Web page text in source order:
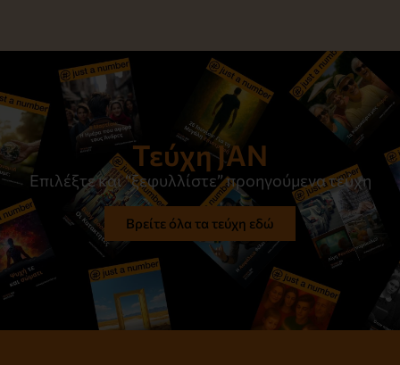
Τεύχη JAN
Επιλέξτε και “ξεφυλλίστε” προηγούμενα τεύχη
Βρείτε όλα τα τεύχη εδώ